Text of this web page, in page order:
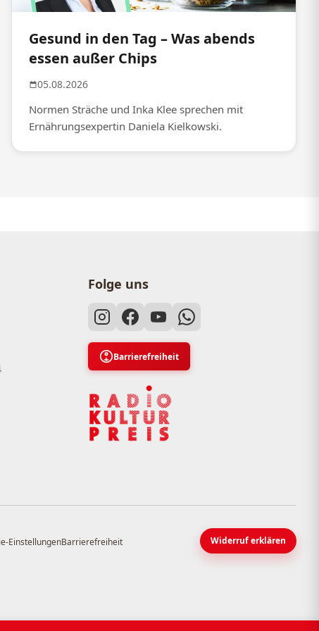
Gesund in den Tag – Was abends
essen außer Chips
05.08.2026
Normen Sträche und Inka Klee sprechen mit
Ernährungsexpertin Daniela Kielkowski.
Folge uns
Barrierefreiheit
EinstellungenBarrierefreiheit Widerruf erklären